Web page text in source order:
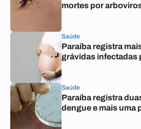
mortes por
Saúde
Paraíba registra
grávidas infectadas
Saúde
Paraíba registra
dengue e mais uma